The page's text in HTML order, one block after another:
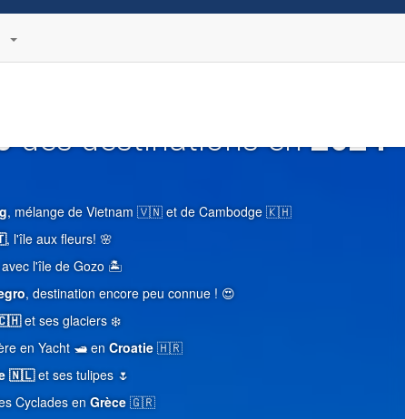
des destinations en2024
, mélange de Vietnam 🇻🇳 et de Cambodge 🇰🇭
, l'île aux fleurs! 🌸
l'île de Gozo 🏝️
, destination encore peu connue ! 😍
et ses glaciers ❄️
en Yacht 🛥️ enCroatie🇭🇷
🇳🇱et ses tulipes 🌷
Cyclades enGrèce🇬🇷